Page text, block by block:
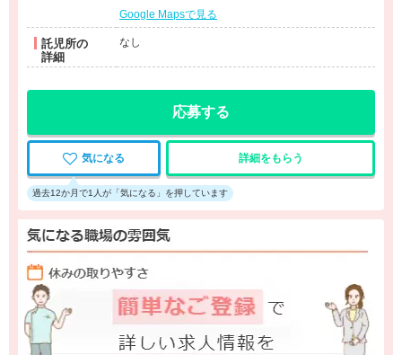
Google Mapsで見る
託児所の
詳細
なし
応募する
気になる 詳細をもらう
過去12か月で1人が「気になる」を押しています